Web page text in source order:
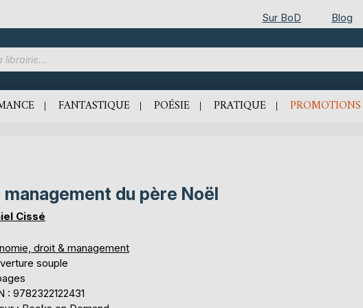
Sur BoD Blog
FANTASTIQUE POÉSIE PRATIQUE
management du père Noël
Cissé
droit & management
souple
: 9782322122431